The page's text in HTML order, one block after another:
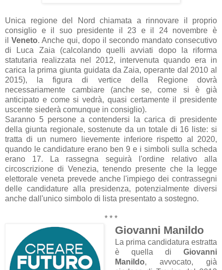
Unica regione del Nord chiamata a rinnovare il proprio
consiglio e il suo presidente il 23 e il 24 novembre è
il Veneto. Anche qui, dopo il secondo mandato consecutivo
di Luca Zaia (calcolando quelli avviati dopo la riforma
statutaria realizzata nel 2012, intervenuta quando era in
carica la prima giunta guidata da Zaia, operante dal 2010 al
2015), la figura di vertice della Regione dovrà
necessariamente cambiare (anche se, come si è già
anticipato e come si vedrà, quasi certamente il presidente
uscente siederà comunque in consiglio).
Saranno 5 persone a contendersi la carica di presidente
della giunta regionale, sostenute da un totale di 16 liste: si
tratta di un numero lievemente inferiore rispetto al 2020,
quando le candidature erano ben 9 e i simboli sulla scheda
erano 17. La rassegna seguirà l'ordine relativo alla
circoscrizione di Venezia, tenendo presente che la legge
elettorale veneta prevede anche l'impiego dei contrassegni
delle candidature alla presidenza, potenzialmente diversi
anche dall'unico simbolo di lista presentato a sostegno.
* * *
Giovanni Manildo
La prima candidatura estratta
è quella di Giovanni
Manildo, avvocato, già